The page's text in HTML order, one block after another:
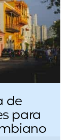
de
para